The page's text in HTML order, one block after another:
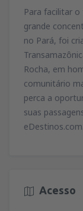
Para facilitar
grande
no Pará, foi
Rocha, em
comunitário
perca a
suas
Acesso